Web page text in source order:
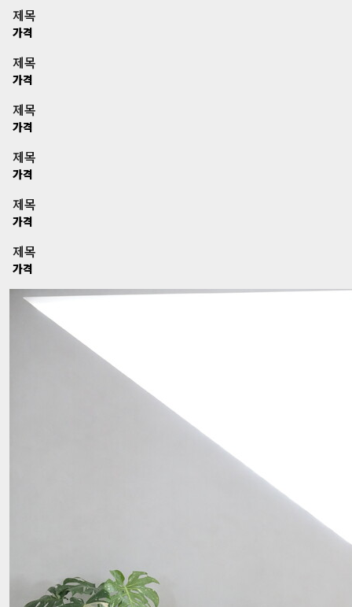
제목
가격
제목
가격
제목
가격
제목
가격
제목
가격
제목
가격